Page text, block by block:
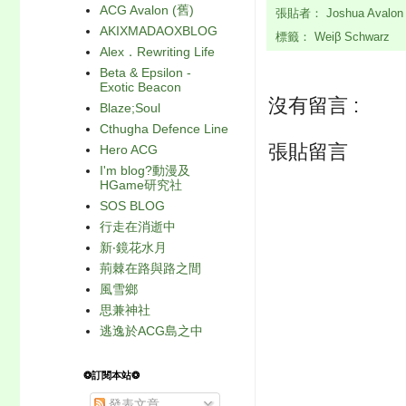
張貼者： Joshua Avalon
標籤： Weiβ Schwarz
沒有留言 :
張貼留言
ACG Avalon (舊)
AKIXMADAOXBLOG
Alex．Rewriting Life
Beta & Epsilon -
Exotic Beacon
Blaze;Soul
Cthugha Defence Line
Hero ACG
I'm blog?動漫及
HGame研究社
SOS BLOG
行走在消逝中
新‧鏡花水月
荊棘在路與路之間
風雪鄉
思兼神社
逃逸於ACG島之中
❂訂閱本站❂